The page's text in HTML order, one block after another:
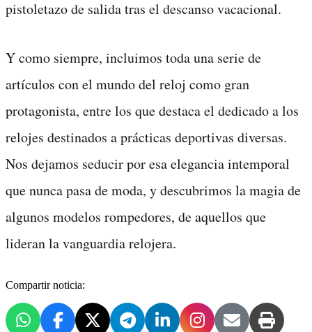
pistoletazo de salida tras el descanso vacacional.
Y como siempre, incluimos toda una serie de
artículos con el mundo del reloj como gran
protagonista, entre los que destaca el dedicado a los
relojes destinados a prácticas deportivas diversas.
Nos dejamos seducir por esa elegancia intemporal
que nunca pasa de moda, y descubrimos la magia de
algunos modelos rompedores, de aquellos que
lideran la vanguardia relojera.
Compartir noticia: